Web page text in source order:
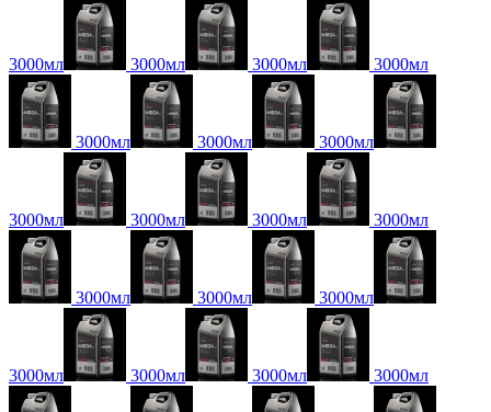
3000мл 3000мл 3000мл 3000мл
3000мл 3000мл 3000мл
3000мл 3000мл 3000мл 3000мл
3000мл 3000мл 3000мл
3000мл 3000мл 3000мл 3000мл